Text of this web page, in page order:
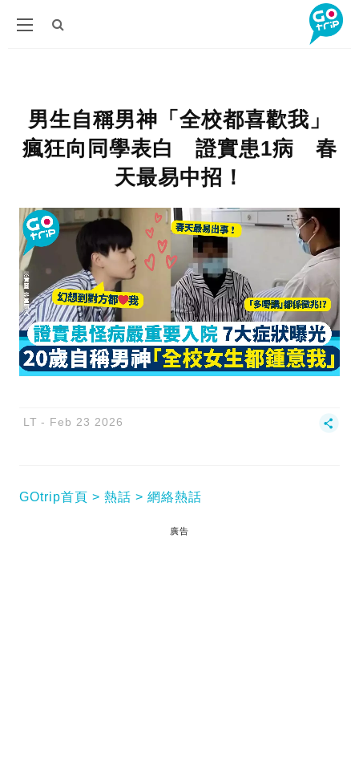
男生自稱男神「全校都喜歡我」
瘋狂向同學表白 證實患1病 春
天最易中招！
LT Feb 23 2026
GOtrip首頁 熱話 網絡熱話
廣告